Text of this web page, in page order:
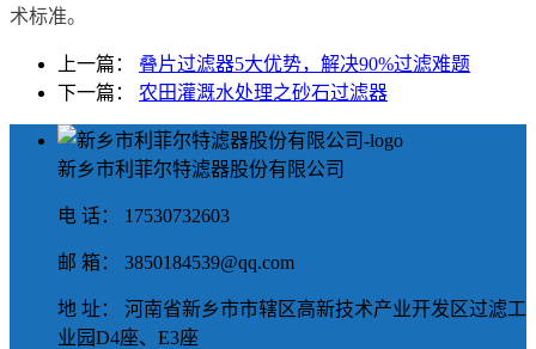
术标准。
上一篇： 叠片过滤器5大优势，解决90%过滤难题
下一篇： 农田灌溉水处理之砂石过滤器
新乡市利菲尔特滤器股份有限公司
电 话： 17530732603
邮 箱： 3850184539@qq.com
地 址： 河南省新乡市市辖区高新技术产业开发区过滤工
业园D4座、E3座